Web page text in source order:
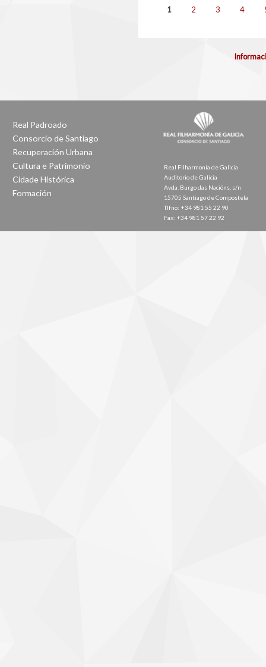
Páxinas
1 2 3 4
Real Padroado
Consorcio de Santiago
Recuperación Urbana
Cultura e Patrimonio
Cidade Histórica
Formación
Real Filharmonía de Galicia
Auditorio de Galicia
Avda. Burgo das Nacións, s/n
15705 Santiago de Compostela
Tlfno: +34 981 55 22 90
Fax: +34 981 57 22 92